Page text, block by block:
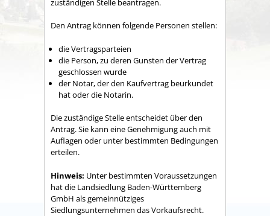
zuständigen Stelle beantragen.
Den Antrag können folgende Personen stellen:
die Vertragsparteien
die Person, zu deren Gunsten der Vertrag
geschlossen wurde
der Notar, der den Kaufvertrag beurkundet
hat oder die Notarin.
Die zuständige Stelle entscheidet über den
Antrag. Sie kann eine Genehmigung auch mit
Auflagen oder unter bestimmten Bedingungen
erteilen.
Hinweis: Unter bestimmten Voraussetzungen
hat die Landsiedlung Baden-Württemberg
GmbH als gemeinnütziges
Siedlungsunternehmen das Vorkaufsrecht.